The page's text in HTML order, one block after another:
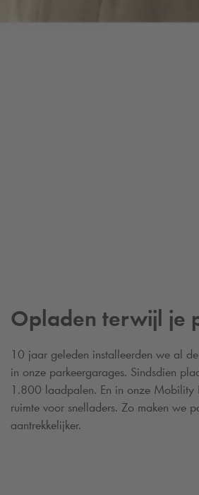
Opladen terwijl je
10 jaar geleden installeerden we al
in onze parkeergarages. Sindsdien
1.800 laadpalen. En in onze Mobility
ruimte voor snelladers. Zo maken we
aantrekkelijker.